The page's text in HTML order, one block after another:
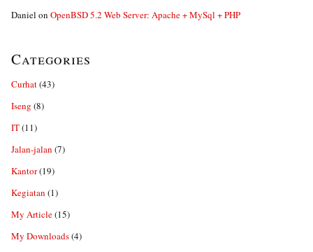
Daniel on OpenBSD 5.2 Web Server: Apache + MySql + PHP
Categories
Curhat(43)
Iseng (8)
IT(11)
Jalan-jalan (7)
Kantor(19)
Kegiatan (1)
My Article(15)
My Downloads(4)